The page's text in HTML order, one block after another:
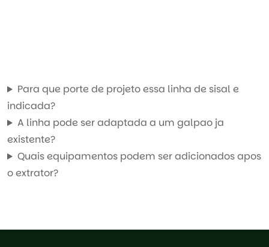
Para que porte de projeto essa linha de sisal e
indicada?
A linha pode ser adaptada a um galpao ja
existente?
Quais equipamentos podem ser adicionados apos
o extrator?